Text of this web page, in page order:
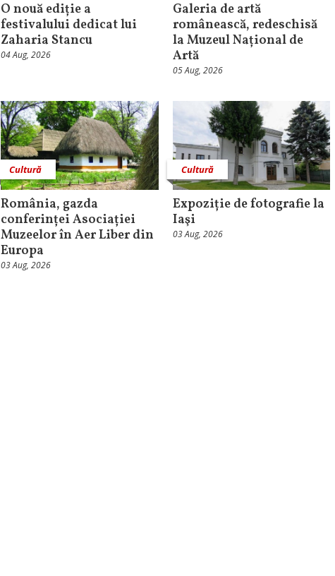
O nouă ediție a
festivalului dedicat lui
Zaharia Stancu
04 Aug, 2026
Galeria de artă
românească, redeschisă
la Muzeul Național de
Artă
05 Aug, 2026
Cultură
România, gazda
conferinței Asociației
Muzeelor în Aer Liber din
Europa
03 Aug, 2026
Cultură
Expoziție de fotografie la
Iaşi
03 Aug, 2026